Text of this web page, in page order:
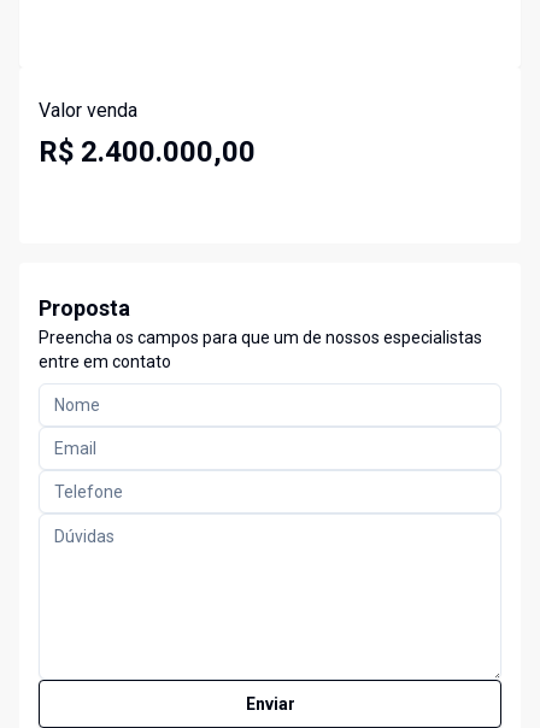
Valor venda
R$ 2.400.000,00
Proposta
Preencha os campos para que um de nossos especialistas
entre em contato
Enviar